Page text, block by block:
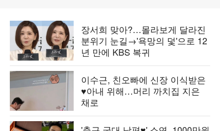
장서희 맞아?…몰라보게 달라진
분위기 눈길→'욕망의 덫'으로 12
년 만에 KBS 복귀
이수근, 친오빠에 신장 이식받은
♥아내 위해…머리 까치집 지은
채로